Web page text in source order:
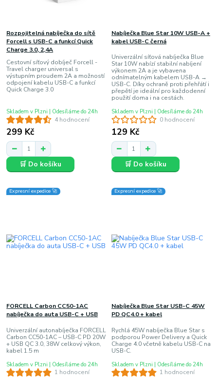
4 hodnocení
Rozpojitelná nabíječka do sítě
Forcell s USB-C a funkcí Quick
Charge 3.0, 2,4A
Cestovní síťový dobíječ Forcell -
Travel charger universal s
výstupním proudem 2A a možností
odpojení kabelu USB-C a funkcí
Quick Charge 3.0
299 Kč
Skladem v Plzni | Odesíláme do 24h
🛒 Do košíku
0 hodnocení
Nabíječka Blue Star 10W USB-A +
kabel USB-C černá
Univerzální síťová nabíječka Blue
Star 10W nabízí stabilní nabíjení
výkonem 2A a je vybavena
odnímatelným kabelem USB-A →
USB-C. Díky ochraně proti přehřátí i
přepětí je ideální pro každodenní
použití doma i na cestách.
129 Kč
Skladem v Plzni | Odesíláme do 24h
🛒 Do košíku
Expresní expedice 🚀
1 hodnocení
FORCELL Carbon CC50-1AC
nabíječka do auta USB-C + USB
Univerzální autonabíječka FORCELL
Carbon CC50-1AC – USB-C PD 20W
+ USB QC 3.0, 38W celkový výkon,
kabel 1.5 m
Skladem v Plzni | Odesíláme do 24h
Expresní expedice 🚀
1 hodnocení
Nabíječka Blue Star USB-C 45W
PD QC4.0 + kabel
Rychlá 45W nabíječka Blue Star s
podporou Power Delivery a Quick
Charge 4.0 včetně kabelu USB-C na
USB-C.
Skladem v Plzni | Odesíláme do 24h